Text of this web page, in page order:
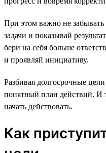
При этом важно не
задачи и показывай
бери на себя больше
и проявляй инициативу.
Разбивая долгосрочные
понятный план действий. И
начать действовать.
Как